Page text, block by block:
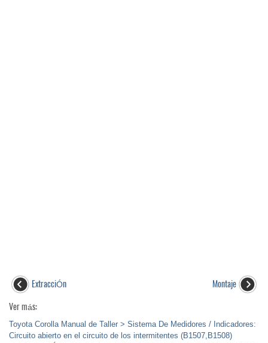
ExtracciÓn
Montaje
Ver más:
Toyota Corolla Manual de Taller > Sistema De Medidores / Indicadores:
Circuito abierto en el circuito de los intermitentes (B1507,B1508)